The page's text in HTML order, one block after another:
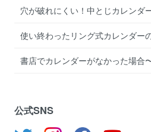
穴が破れにくい！中とじカレンダ
使い終わったリング式カレンダー
書店でカレンダーがなかった場合
公式SNS